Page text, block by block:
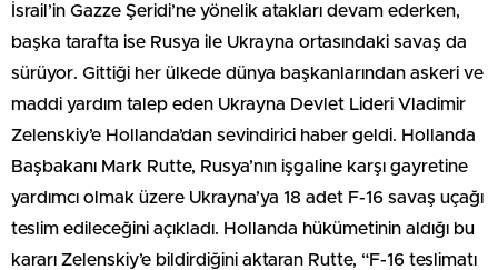
İsrail’in Gazze Şeridi’ne yönelik atakları devam ederken,
başka tarafta ise Rusya ile Ukrayna ortasındaki savaş da
sürüyor. Gittiği her ülkede dünya başkanlarından askeri ve
maddi yardım talep eden Ukrayna Devlet Lideri Vladimir
Zelenskiy’e Hollanda’dan sevindirici haber geldi. Hollanda
Başbakanı Mark Rutte, Rusya’nın işgaline karşı gayretine
yardımcı olmak üzere Ukrayna’ya 18 adet F-16 savaş uçağı
teslim edileceğini açıkladı. Hollanda hükümetinin aldığı bu
kararı Zelenskiy’e bildirdiğini aktaran Rutte, “F-16 teslimatı